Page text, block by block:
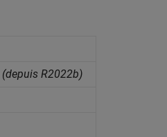
(depuis R2022b)